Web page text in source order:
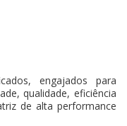
engajados para
qualidade, eficiência
de alta performance